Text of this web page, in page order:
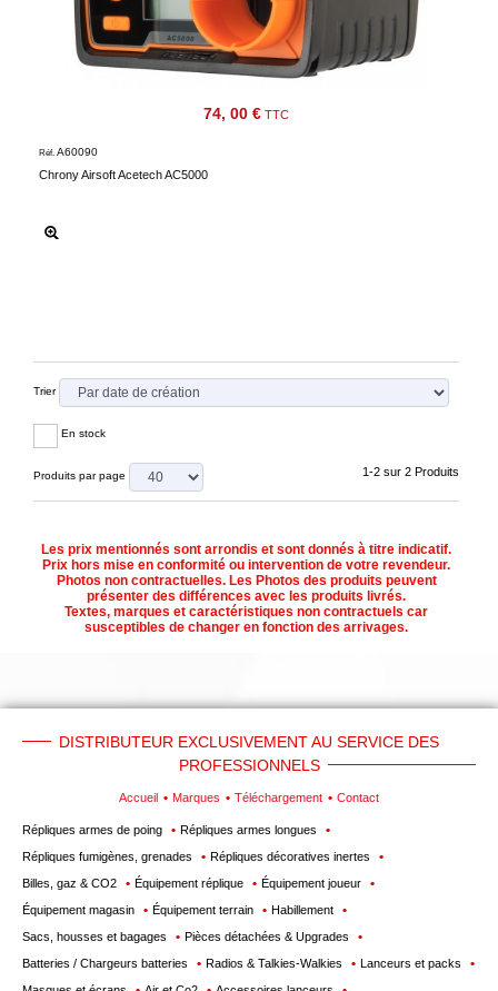
Consulter
mon
panier
nouveau
Mes
documents
Factures –
coffre-fort
numérique
Service
après
vente
contacter
Paramètres
newsletters
74, 00 € TTC
Chrony Airsoft Acetech AC5000
Réf. A60090
Trier
En stock
Produits par page 1-2 sur 2 Produits
Les prix mentionnés sont arrondis et sont donnés à titre indicatif.
Prix hors mise en conformité ou intervention de votre revendeur.
Photos non contractuelles. Les Photos des produits peuvent
présenter des différences avec les produits livrés.
Textes, marques et caractéristiques non contractuels car
susceptibles de changer en fonction des arrivages.
DISTRIBUTEUR EXCLUSIVEMENT AU SERVICE DES
PROFESSIONNELS
Accueil Marques Téléchargement Contact
Répliques armes de poing
Répliques armes longues
Répliques fumigènes, grenades
Répliques décoratives inertes
Billes, gaz & CO2
Équipement réplique
Équipement joueur
Équipement magasin
Équipement terrain
Habillement
Sacs, housses et bagages
Pièces détachées & Upgrades
Batteries / Chargeurs batteries
Radios & Talkies-Walkies
Lanceurs et packs